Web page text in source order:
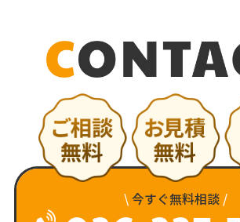
\今すぐ無料相談 /